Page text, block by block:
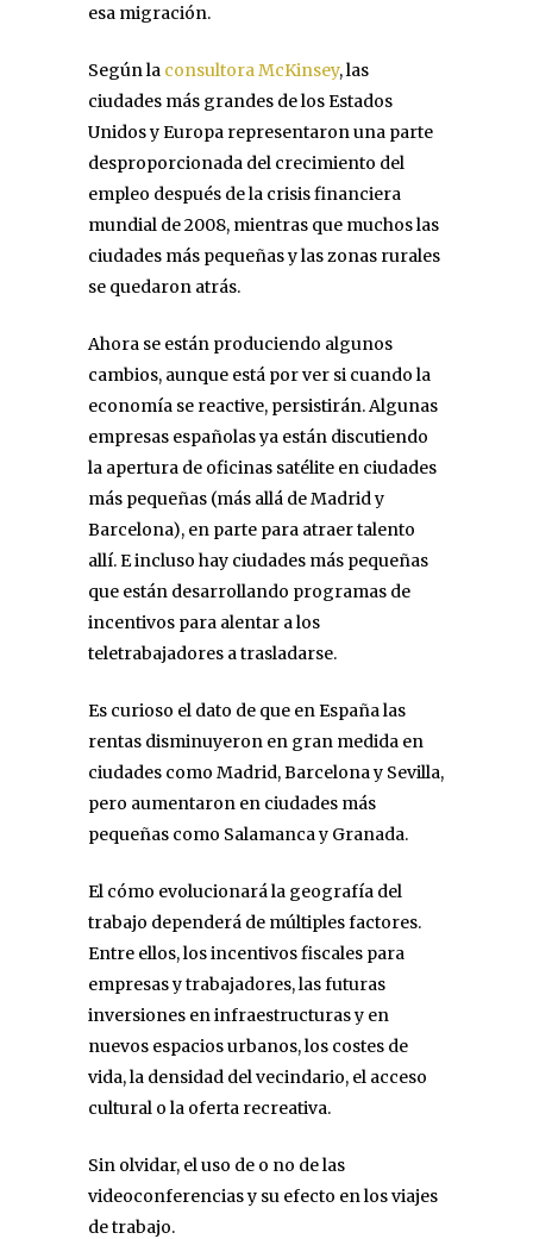
esa migración.
Según la consultora McKinsey, las
ciudades más grandes de los Estados
Unidos y Europa representaron una parte
desproporcionada del crecimiento del
empleo después de la crisis financiera
mundial de 2008, mientras que muchos las
ciudades más pequeñas y las zonas rurales
se quedaron atrás.
Ahora se están produciendo algunos
cambios, aunque está por ver si cuando la
economía se reactive, persistirán. Algunas
empresas españolas ya están discutiendo
la apertura de oficinas satélite en ciudades
más pequeñas (más allá de Madrid y
Barcelona), en parte para atraer talento
allí. E incluso hay ciudades más pequeñas
que están desarrollando programas de
incentivos para alentar a los
teletrabajadores a trasladarse.
Es curioso el dato de que en España las
rentas disminuyeron en gran medida en
ciudades como Madrid, Barcelona y Sevilla,
pero aumentaron en ciudades más
pequeñas como Salamanca y Granada.
El cómo evolucionará la geografía del
trabajo dependerá de múltiples factores.
Entre ellos, los incentivos fiscales para
empresas y trabajadores, las futuras
inversiones en infraestructuras y en
nuevos espacios urbanos, los costes de
vida, la densidad del vecindario, el acceso
cultural o la oferta recreativa.
Sin olvidar, el uso de o no de las
videoconferencias y su efecto en los viajes
de trabajo.